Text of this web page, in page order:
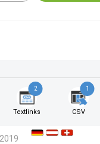
2
Textlinks
1
CSV